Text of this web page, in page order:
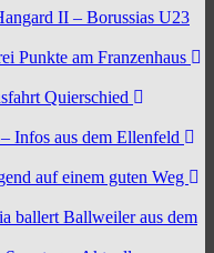
II – Borussias U23
Punkte am Franzenhaus
Quierschied
Infos aus dem Ellenfeld
auf einem guten Weg
ballert Ballweiler aus dem